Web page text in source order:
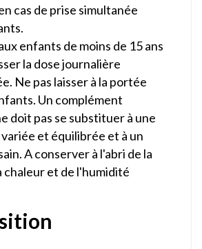
cas de prise simultanée
enfants de moins de 15 ans
la dose journalière
Ne pas laisser à la portée
Un complément
doit pas se substituer à une
et équilibrée et à un
A conserver à l'abri de la
chaleur et de l'humidité